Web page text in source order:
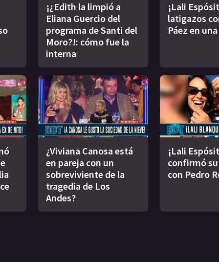
¡¿Edith la limpió a
Eliana Guercio del
programa de Santi del
Moro?!: cómo fue la
interna
¡Lali
latigazos
Páez en
¿Viviana Canosa está
en pareja con un
sobreviviente de la
tragedia de Los
Andes?
¡Lali
confirmó
con Pedro